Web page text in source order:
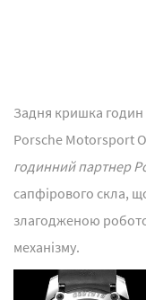
Задня кришка годин
Porsche Motorsport
годинний партнер
сапфірового скла,
злагодженою
механізму.